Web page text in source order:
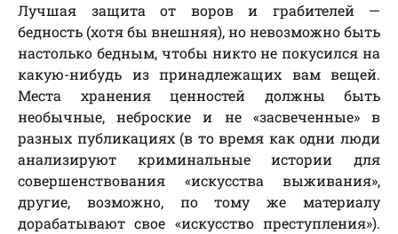
Лучшая защита от воров и грабителей —
бедность (хотя бы внешняя), но невозможно быть
настолько бедным, чтобы никто не покусился на
какую-нибудь из принадлежащих вам вещей.
Места хранения ценностей должны быть
необычные, неброские и не «засвеченные» в
разных публикациях (в то время как одни люди
анализируют криминальные истории для
совершенствования «искусства выживания»,
другие, возможно, по тому же материалу
дорабатывают свое «искусство преступления»).